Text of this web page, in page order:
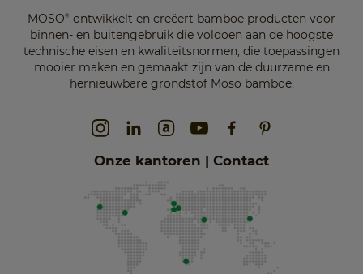
MOSO® ontwikkelt en creëert bamboe producten voor
binnen- en buitengebruik die voldoen aan de hoogste
technische eisen en kwaliteitsnormen, die toepassingen
mooier maken en gemaakt zijn van de duurzame en
hernieuwbare grondstof Moso bamboe.
Onze kantoren | Contact